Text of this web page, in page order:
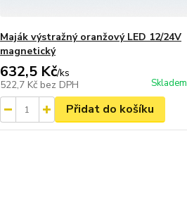
Maják výstražný oranžový LED 12/24V
magnetický
632,5 Kč/ks
522,7 Kč bez DPH Skladem
Přidat do košíku